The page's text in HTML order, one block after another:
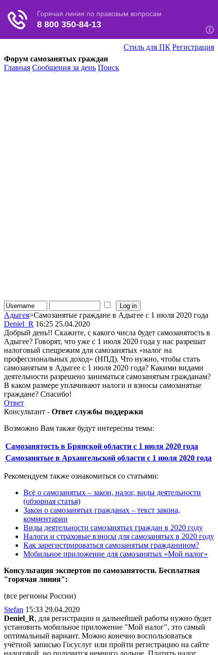
Стиль для ПК Регистрация
Форум самозанятых граждан
Главная Сообщения за день Поиск
Адыгея>Самозанятые граждане в Адыгее с 1 июля 2020 года
Deniel_R 16:25 25.04.2020
Добрый день!! Скажите, с какого числа будет самозанятость в
Адыгее? Говорят, что уже с 1 июля 2020 года у нас разрешат
налоговый спецрежим для самозанятых «налог на
профессиональных доход» (НПД). Что нужно, чтобы стать
самозанятым в Адыгее с 1 июля 2020 года? Какими видами
деятельности разрешено заниматься самозанятым гражданам?
В каком размере уплачивают налоги и взносы самозанятые
граждане? Спасибо!
Ответ
Консультант - Ответ службы поддержки
Возможно Вам также будут интересны темы:
Самозанятость в Брянской области с 1 июля 2020 года
Самозанятые в Архангельской области с 1 июля 2020 года
Рекомендуем также ознакомиться со статьями:
Всё о самозанятых – закон, налог, виды деятельности
(обзорная статья)
Закон о самозанятых гражданах – текст закона,
комментарии
Виды деятельности самозанятых граждан в 2020 году
Налоги и страховые взносы для самозанятых в 2020 году
Как зарегистрироваться самозанятым гражданином?
Мобильное приложение для самозанятых «Мой налог»
Консультация экспертов по самозанятости. Бесплатная
"горячая линия":
(все регионы России)
Stefan 15:33 29.04.2020
Deniel_R, для регистрации и дальнейшей работы нужно будет
установить мобильное приложение "Мой налог", это самый
оптимальный вариант. Можно конечно воспользоваться
учётной записью Госуслуг или пройти регистрацию на сайте
налоговой, но получится немного дольше. Платить налог